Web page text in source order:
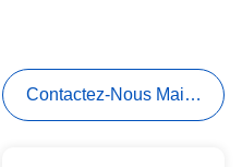
Contactez-Nous Maintenant